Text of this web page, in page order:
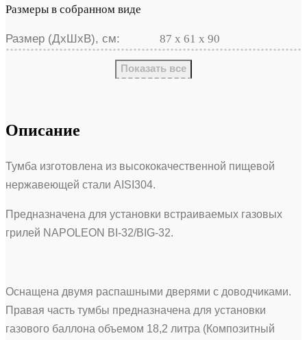
Размеры в собранном виде
Размер (ДхШхВ), см: 87 х 61 х 90
Показать все
Описание
Тумба изготовлена из высококачественной пищевой
нержавеющей стали AISI304.
Предназначена для установки встраиваемых газовых
грилей NAPOLEON BI-32/BIG-32.
Оснащена двумя распашными дверями с доводчиками.
Правая часть тумбы предназначена для установки
газового баллона объемом 18,2 литра (Композитный